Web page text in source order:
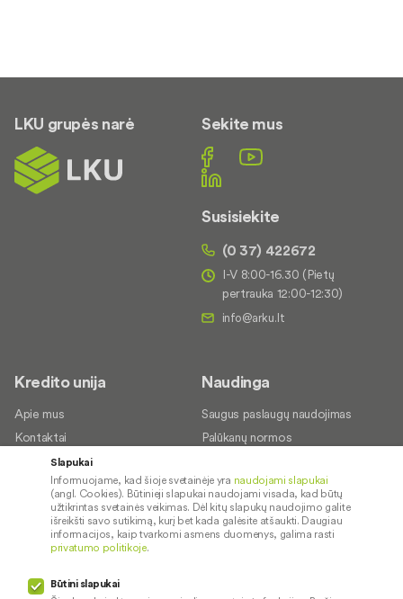
LKU grupės narė Sekite mus
Susisiekite
(0 37) 422672
I-V 8:00-16.30 (Pietų
pertrauka 12:00-12:30)
Kredito unija
Apie mus
Kontaktai
Karjera
Socialinė atsakomybė
Naudinga
Saugus paslaugų naudojimas
Palūkanų normos
įkainiai
Dokumentų santraukos
Diplomai
Slapukai
Informuojame, kad šioje svetainėje yra naudojami slapukai
(angl. Cookies). Būtinieji slapukai naudojami visada, kad būtų
užtikrintas svetainės veikimas. Dėl kitų slapukų naudojimo galite
išreikšti savo sutikimą, kurį bet kada galėsite atšaukti. Daugiau
informacijos, kaip tvarkomi asmens duomenys, galima rasti
privatumo politikoje.
Būtini slapukai